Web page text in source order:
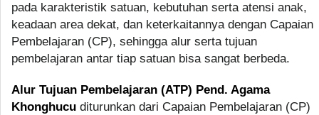
pada karakteristik satuan, kebutuhan serta atensi anak,
keadaan area dekat, dan keterkaitannya dengan Capaian
Pembelajaran (CP), sehingga alur serta tujuan
pembelajaran antar tiap satuan bisa sangat berbeda.
Alur Tujuan Pembelajaran (ATP) Pend. Agama
Khonghucu diturunkan dari Capaian Pembelajaran (CP)